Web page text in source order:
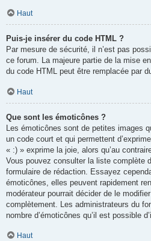
Haut
Puis-je insérer du code HTML ?
Par mesure de sécurité, il n’est pas
ce forum. La majeure partie de la mise
du code HTML peut être remplacée par
Haut
Que sont les émoticônes ?
Les émoticônes sont de petites images
un code court et qui permettent
« :) » exprime la joie, alors qu’au
Vous pouvez consulter la liste complète
formulaire de rédaction. Essayez
émoticônes, elles peuvent rapidement
modérateur pourrait décider de le
complètement. Les administrateurs du
nombre d’émoticônes qu’il est possible
Haut